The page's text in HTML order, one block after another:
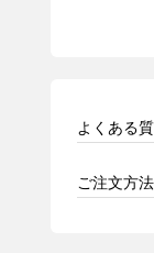
よくある
ご注文方